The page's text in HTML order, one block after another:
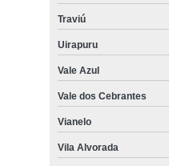
Traviú
Uirapuru
Vale Azul
Vale dos Cebrantes
Vianelo
Vila Alvorada